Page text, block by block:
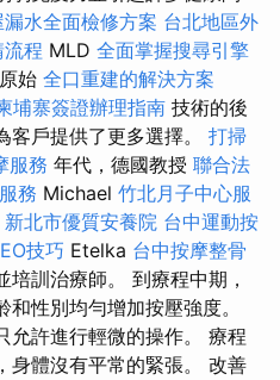
漏水全面檢修方案 台北地區外
程 MLD 全面掌握搜尋引擎
始 全口重建的解決方案
埔寨簽證辦理指南 技術的後
客戶提供了更多選擇。 打掃
服務 年代，德國教授 聯合法
務 Michael 竹北月子中心服
新北市優質安養院 台中運動按
技巧 Etelka 台中按摩整骨
訓治療師。 到療程中期，
性別均勻增加按壓強度。
允許進行輕微的操作。 療程
身體沒有平常的緊張。 改善